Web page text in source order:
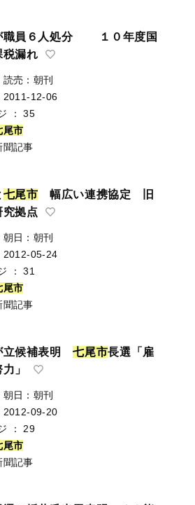
職員６人処分 １０年度国
漏れ
読売：朝刊
2011-12-06
：
35
尾市
聞記事
七尾市 幅広い連携協定 旧
究拠点
朝日：朝刊
2012-05-24
：
31
尾市
聞記事
立候補表明七尾市長選「雇
」
朝日：朝刊
2012-09-20
：
29
尾市
聞記事